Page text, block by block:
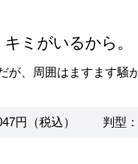
ミがいるから。
が、周囲はますます
円（税込） 判型